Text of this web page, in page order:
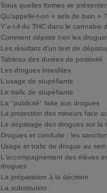
Sous quelles formes se
Qu’appelle-t-on « sels de bain » ?
Y’a-t-il du THC dans le cannabis
Comment dépiste t-on les
Les résultats d'un test de
Tableau des durées de positivité
Les drogues interdites
L'usage de stupéfiants
Le trafic de stupéfiants
La "publicité" faite aux drogues
La protection des mineurs face
Le dépistage des drogues sur la
Drogues et conduite : les
Usage et trafic de drogue au
L'accompagnement des élèves
drogues
La préparation à la décision
La substitution